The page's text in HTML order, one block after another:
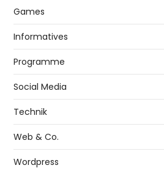
Games
Informatives
Programme
Social Media
Technik
Web & Co.
Wordpress